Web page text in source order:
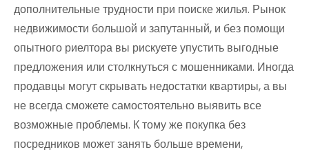
дополнительные трудности при поиске жилья. Рынок
недвижимости большой и запутанный, и без помощи
опытного риелтора вы рискуете упустить выгодные
предложения или столкнуться с мошенниками. Иногда
продавцы могут скрывать недостатки квартиры, а вы
не всегда сможете самостоятельно выявить все
возможные проблемы. К тому же покупка без
посредников может занять больше времени,